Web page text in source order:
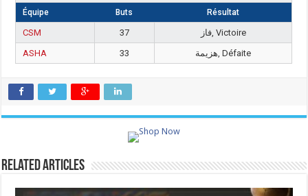
Équipe Buts Résultat
CSM 37
فاز, Victoire
ASHA
33 هزيمة, Défaite
Related Articles